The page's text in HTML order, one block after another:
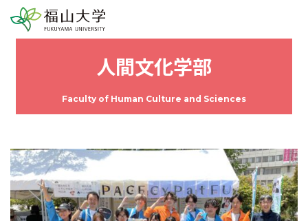
人間文化学部
Faculty of Human Culture and Sciences